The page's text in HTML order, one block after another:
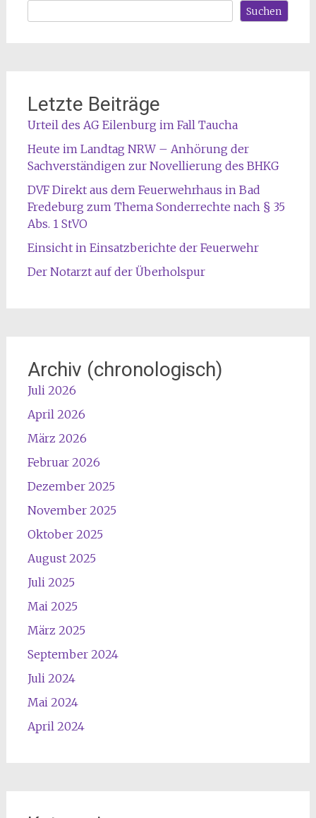
Suchen
Letzte Beiträge
Urteil des AG Eilenburg im Fall Taucha
Heute im Landtag NRW – Anhörung der
Sachverständigen zur Novellierung des BHKG
DVF Direkt aus dem Feuerwehrhaus in Bad
Fredeburg zum Thema Sonderrechte nach § 35
Abs. 1 StVO
Einsicht in Einsatzberichte der Feuerwehr
Der Notarzt auf der Überholspur
Archiv (chronologisch)
Juli 2026
April 2026
März 2026
Februar 2026
Dezember 2025
November 2025
Oktober 2025
August 2025
Juli 2025
Mai 2025
März 2025
September 2024
Juli 2024
Mai 2024
April 2024